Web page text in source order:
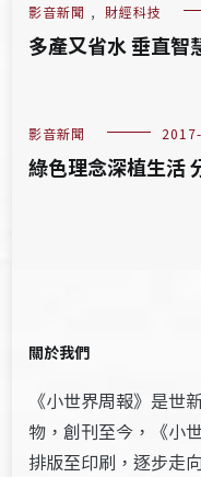
影音新聞 , 財經科技
多產又省水 垂直智
影音新聞
綠色理念深植生活
關於我們
《小世界周報》是世
物，創刊至今，《小
排版至印刷，逐步走